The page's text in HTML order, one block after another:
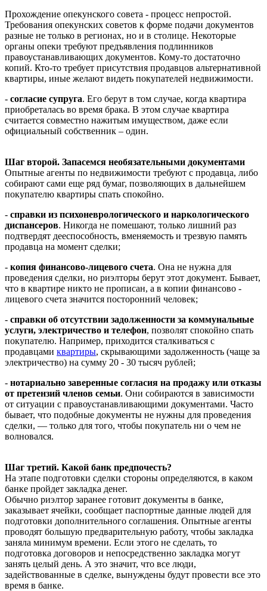
Прохождение опекунского совета - процесс непростой.
Требования опекунских советов к форме подачи документов
разные не только в регионах, но и в столице. Некоторые
органы опеки требуют предъявления подлинников
правоустанавливающих документов. Кому-то достаточно
копий. Кто-то требует присутствия продавцов альтернативной
квартиры, иные желают видеть покупателей недвижимости.
- согласие супруга. Его берут в том случае, когда квартира
приобреталась во время брака. В этом случае квартира
считается совместно нажитым имуществом, даже если
официальный собственник – один.
Шаг второй. Запасемся необязательными документами
Опытные агенты по недвижимости требуют с продавца, либо
собирают сами еще ряд бумаг, позволяющих в дальнейшем
покупателю квартиры спать спокойно.
- справки из психоневрологического и наркологического
диспансеров. Никогда не помешают, только лишний раз
подтвердят дееспособность, вменяемость и трезвую память
продавца на момент сделки;
- копия финансово-лицевого счета. Она не нужна для
проведения сделки, но риэлторы берут этот документ. Бывает,
что в квартире никто не прописан, а в копии финансово -
лицевого счета значится посторонний человек;
- справки об отсутствии задолженности за коммунальные
услуги, электричество и телефон, позволят спокойно спать
покупателю. Например, приходится сталкиваться с
продавцами квартиры, скрывающими задолженность (чаще за
электричество) на сумму 20 - 30 тысяч рублей;
- нотариально заверенные согласия на продажу или отказы
от претензий членов семьи. Они собираются в зависимости
от ситуации с правоустанавливающими документами. Часто
бывает, что подобные документы не нужны для проведения
сделки, — только для того, чтобы покупатель ни о чем не
волновался.
Шаг третий. Какой банк предпочесть?
На этапе подготовки сделки стороны определяются, в каком
банке пройдет закладка денег.
Обычно риэлтор заранее готовит документы в банке,
заказывает ячейки, сообщает паспортные данные людей для
подготовки дополнительного соглашения. Опытные агенты
проводят большую предварительную работу, чтобы закладка
заняла минимум времени. Если этого не сделать, то
подготовка договоров и непосредственно закладка могут
занять целый день. А это значит, что все люди,
задействованные в сделке, вынуждены будут провести все это
время в банке.